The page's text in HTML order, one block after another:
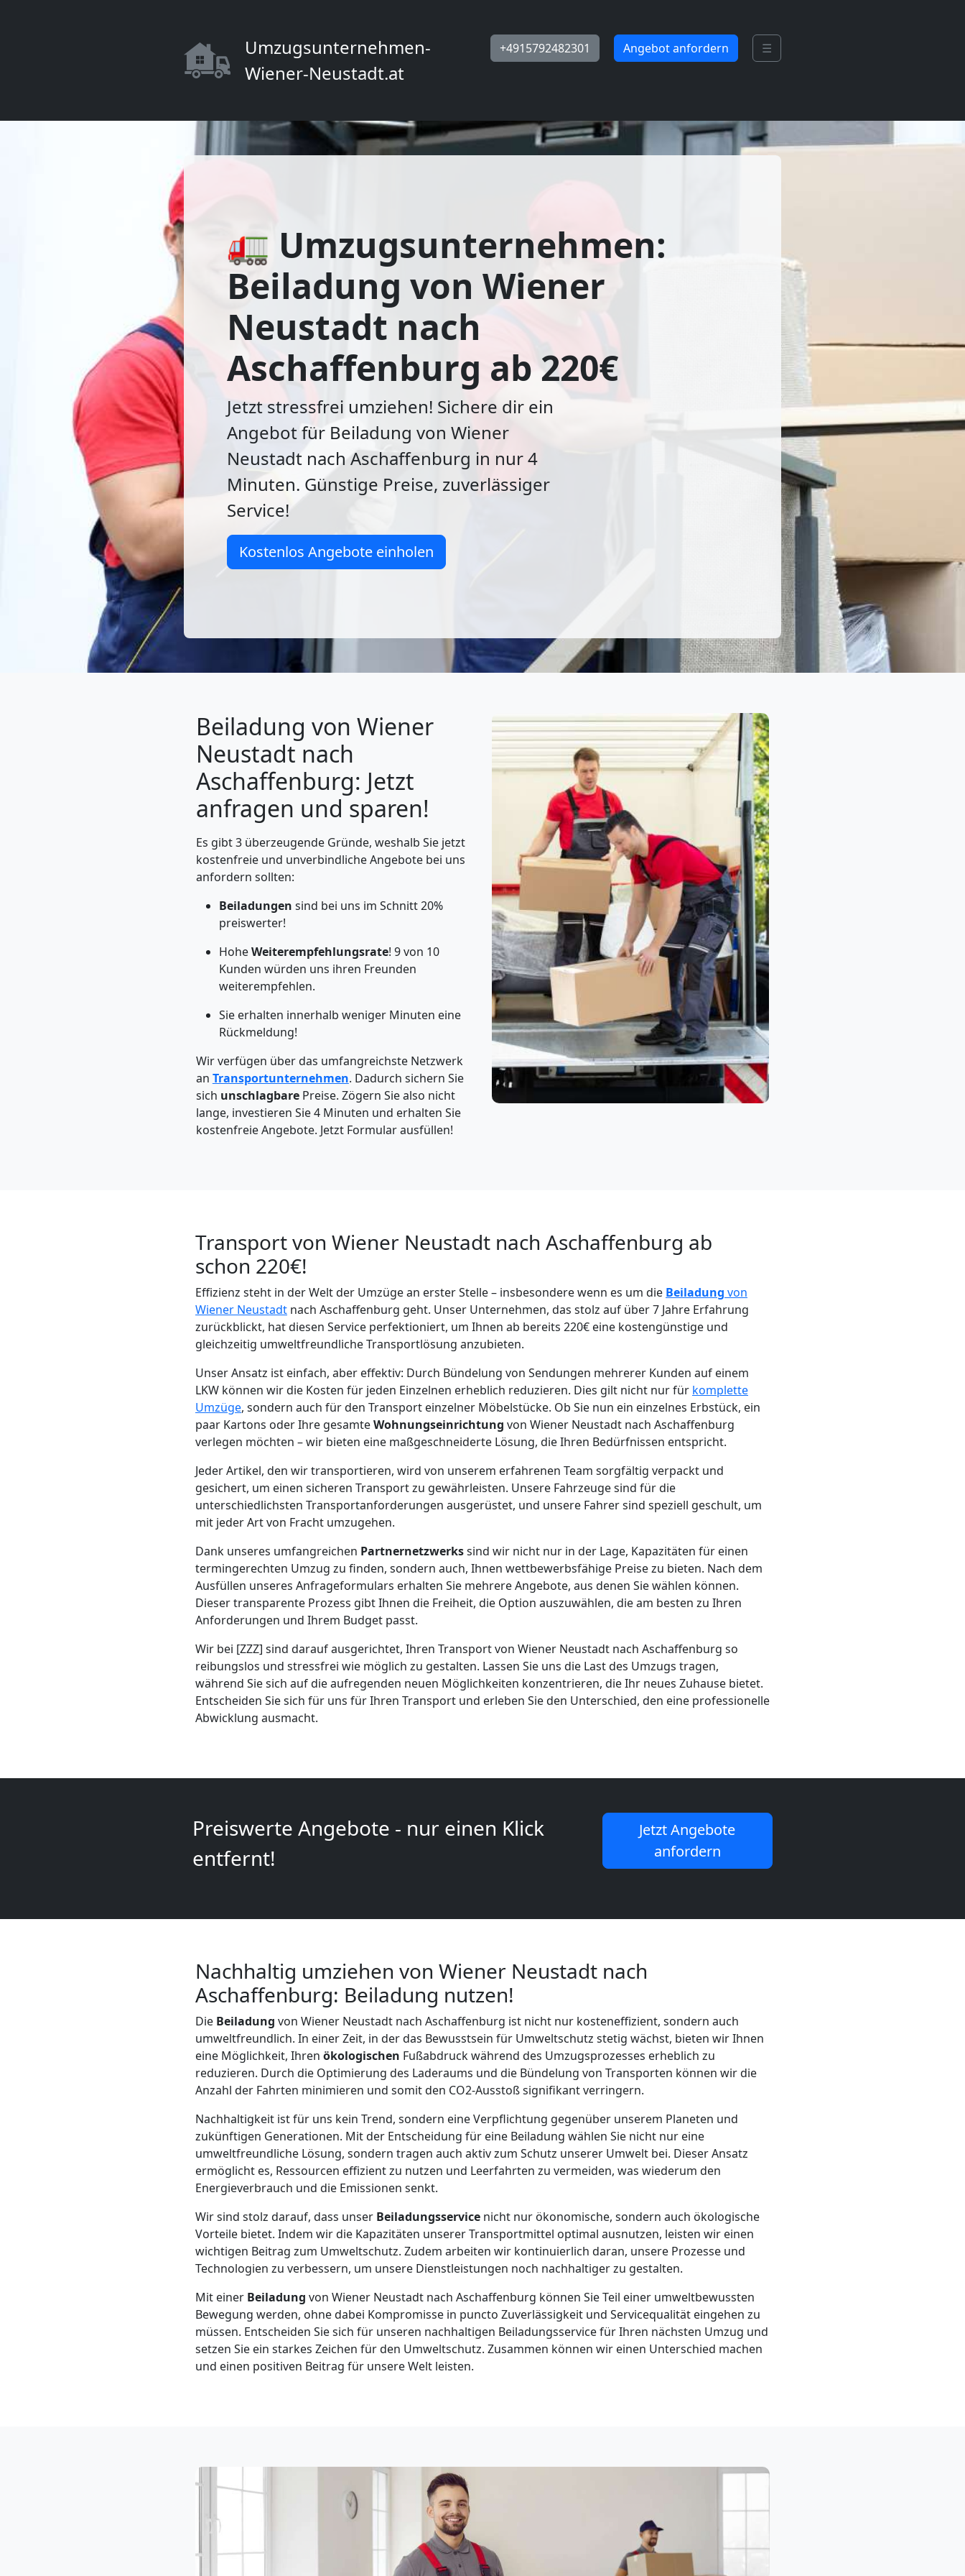
Umzugsunternehmen-
Wiener-Neustadt.at
+4915792482301 Angebot anfordern ☰
🚛 Umzugsunternehmen:
Beiladung von Wiener
Neustadt nach
Aschaffenburg ab 220€
Jetzt stressfrei umziehen! Sichere dir ein
Angebot für Beiladung von Wiener
Neustadt nach Aschaffenburg in nur 4
Minuten. Günstige Preise, zuverlässiger
Service!
Kostenlos Angebote einholen
Beiladung von Wiener
Neustadt nach
Aschaffenburg: Jetzt
anfragen und sparen!
Es gibt 3 überzeugende Gründe, weshalb Sie jetzt
kostenfreie und unverbindliche Angebote bei uns
anfordern sollten:
Beiladungen sind bei uns im Schnitt 20%
preiswerter!
HoheWeiterempfehlungsrate! 9 von 10
Kunden würden uns ihren Freunden
weiterempfehlen.
Sie erhalten innerhalb weniger Minuten eine
Rückmeldung!
Wir verfügen über das umfangreichste Netzwerk
an Transportunternehmen. Dadurch sichern Sie
sich unschlagbare Preise. Zögern Sie also nicht
lange, investieren Sie 4 Minuten und erhalten Sie
kostenfreie Angebote. Jetzt Formular ausfüllen!
Transport von Wiener Neustadt nach Aschaffenburg ab
schon 220€!
Effizienz steht in der Welt der Umzüge an erster Stelle – insbesondere wenn es um die Beiladung von
Wiener Neustadt nach Aschaffenburg geht. Unser Unternehmen, das stolz auf über 7 Jahre Erfahrung
zurückblickt, hat diesen Service perfektioniert, um Ihnen ab bereits 220€ eine kostengünstige und
gleichzeitig umweltfreundliche Transportlösung anzubieten.
Unser Ansatz ist einfach, aber effektiv: Durch Bündelung von Sendungen mehrerer Kunden auf einem
LKW können wir die Kosten für jeden Einzelnen erheblich reduzieren. Dies gilt nicht nur für komplette
Umzüge, sondern auch für den Transport einzelner Möbelstücke. Ob Sie nun ein einzelnes Erbstück, ein
paar Kartons oder Ihre gesamteWohnungseinrichtung von Wiener Neustadt nach Aschaffenburg
verlegen möchten – wir bieten eine maßgeschneiderte Lösung, die Ihren Bedürfnissen entspricht.
Jeder Artikel, den wir transportieren, wird von unserem erfahrenen Team sorgfältig verpackt und
gesichert, um einen sicheren Transport zu gewährleisten. Unsere Fahrzeuge sind für die
unterschiedlichsten Transportanforderungen ausgerüstet, und unsere Fahrer sind speziell geschult, um
mit jeder Art von Fracht umzugehen.
Dank unseres umfangreichen Partnernetzwerkssind wir nicht nur in der Lage, Kapazitäten für einen
termingerechten Umzug zu finden, sondern auch, Ihnen wettbewerbsfähige Preise zu bieten. Nach dem
Ausfüllen unseres Anfrageformulars erhalten Sie mehrere Angebote, aus denen Sie wählen können.
Dieser transparente Prozess gibt Ihnen die Freiheit, die Option auszuwählen, die am besten zu Ihren
Anforderungen und Ihrem Budget passt.
Wir bei [ZZZ] sind darauf ausgerichtet, Ihren Transport von Wiener Neustadt nach Aschaffenburg so
reibungslos und stressfrei wie möglich zu gestalten. Lassen Sie uns die Last des Umzugs tragen,
während Sie sich auf die aufregenden neuen Möglichkeiten konzentrieren, die Ihr neues Zuhause bietet.
Entscheiden Sie sich für uns für Ihren Transport und erleben Sie den Unterschied, den eine professionelle
Abwicklung ausmacht.
Preiswerte Angebote - nur einen Klick
entfernt!
Jetzt Angebote
anfordern
Nachhaltig umziehen von Wiener Neustadt nach
Aschaffenburg: Beiladung nutzen!
Die Beiladung von Wiener Neustadt nach Aschaffenburg ist nicht nur kosteneffizient, sondern auch
umweltfreundlich. In einer Zeit, in der das Bewusstsein für Umweltschutz stetig wächst, bieten wir Ihnen
eine Möglichkeit, Ihren ökologischen Fußabdruck während des Umzugsprozesses erheblich zu
reduzieren. Durch die Optimierung des Laderaums und die Bündelung von Transporten können wir die
Anzahl der Fahrten minimieren und somit den CO2-Ausstoß signifikant verringern.
Nachhaltigkeit ist für uns kein Trend, sondern eine Verpflichtung gegenüber unserem Planeten und
zukünftigen Generationen. Mit der Entscheidung für eine Beiladung wählen Sie nicht nur eine
umweltfreundliche Lösung, sondern tragen auch aktiv zum Schutz unserer Umwelt bei. Dieser Ansatz
ermöglicht es, Ressourcen effizient zu nutzen und Leerfahrten zu vermeiden, was wiederum den
Energieverbrauch und die Emissionen senkt.
Wir sind stolz darauf, dass unser Beiladungsservice nicht nur ökonomische, sondern auch ökologische
Vorteile bietet. Indem wir die Kapazitäten unserer Transportmittel optimal ausnutzen, leisten wir einen
wichtigen Beitrag zum Umweltschutz. Zudem arbeiten wir kontinuierlich daran, unsere Prozesse und
Technologien zu verbessern, um unsere Dienstleistungen noch nachhaltiger zu gestalten.
Mit einer Beiladung von Wiener Neustadt nach Aschaffenburg können Sie Teil einer umweltbewussten
Bewegung werden, ohne dabei Kompromisse in puncto Zuverlässigkeit und Servicequalität eingehen zu
müssen. Entscheiden Sie sich für unseren nachhaltigen Beiladungsservice für Ihren nächsten Umzug und
setzen Sie ein starkes Zeichen für den Umweltschutz. Zusammen können wir einen Unterschied machen
und einen positiven Beitrag für unsere Welt leisten.
Umzug